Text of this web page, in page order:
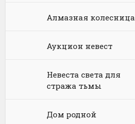
Философия
Языкознание
Космическая фантастика
Социальная фантастика
Книги про волшебников
Ужасы и Мистика
Юмористические стихи
Алмазная колесница
Аукцион невест
Невеста света для
стража тьмы
Дом родной